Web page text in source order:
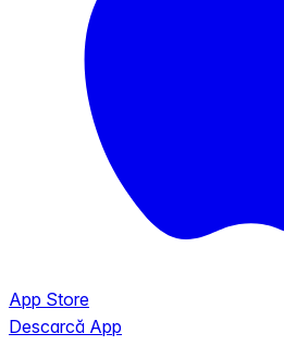
App Store
Descarcă App